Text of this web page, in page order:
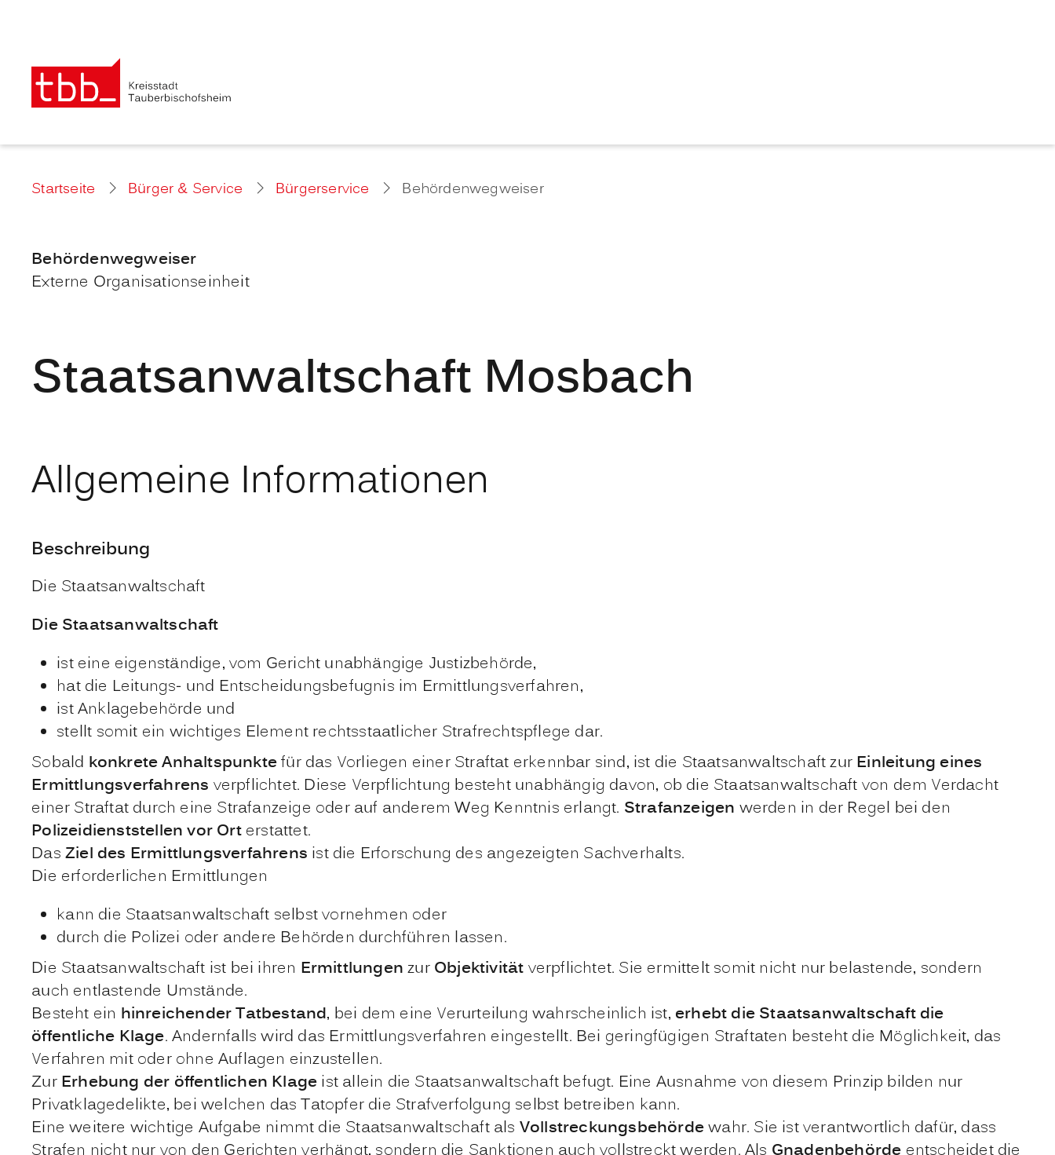
Startseite Bürger & Service Bürgerservice Behördenwegweiser
Behördenwegweiser
Externe Organisationseinheit
Staatsanwaltschaft Mosbach
Allgemeine Informationen
Beschreibung
Die Staatsanwaltschaft
Die Staatsanwaltschaft
ist eine eigenständige, vom Gericht unabhängige Justizbehörde,
hat die Leitungs- und Entscheidungsbefugnis im Ermittlungsverfahren,
ist Anklagebehörde und
stellt somit ein wichtiges Element rechtsstaatlicher Strafrechtspflege dar.
Sobald konkrete Anhaltspunktefür das Vorliegen einer Straftat erkennbar sind, ist die Staatsanwaltschaft zur Einleitung eines
Ermittlungsverfahrens verpflichtet. Diese Verpflichtung besteht unabhängig davon, ob die Staatsanwaltschaft von dem Verdacht
einer Straftat durch eine Strafanzeige oder auf anderem Weg Kenntnis erlangt. Strafanzeigen werden in der Regel bei den
Polizeidienststellen vor Ort erstattet.
Das Ziel des Ermittlungsverfahrens ist die Erforschung des angezeigten Sachverhalts.
Die erforderlichen Ermittlungen
kann die Staatsanwaltschaft selbst vornehmen oder
durch die Polizei oder andere Behörden durchführen lassen.
Die Staatsanwaltschaft ist bei ihren Ermittlungen zur Objektivität verpflichtet. Sie ermittelt somit nicht nur belastende, sondern
auch entlastende Umstände.
Besteht ein hinreichender Tatbestand, bei dem eine Verurteilung wahrscheinlich ist, erhebt die Staatsanwaltschaft die
öffentliche Klage. Andernfalls wird das Ermittlungsverfahren eingestellt. Bei geringfügigen Straftaten besteht die Möglichkeit, das
Verfahren mit oder ohne Auflagen einzustellen.
Zur Erhebung der öffentlichen Klage ist allein die Staatsanwaltschaft befugt. Eine Ausnahme von diesem Prinzip bilden nur
Privatklagedelikte, bei welchen das Tatopfer die Strafverfolgung selbst betreiben kann.
Eine weitere wichtige Aufgabe nimmt die Staatsanwaltschaft als Vollstreckungsbehördewahr. Sie ist verantwortlich dafür, dass